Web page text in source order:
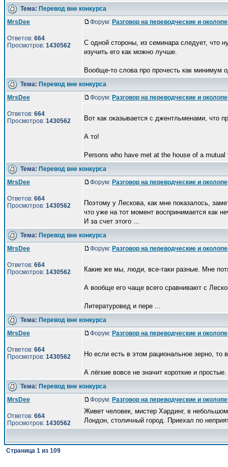
Тема: Перевод вне конкурса
MrsDee
Ответов: 664
Просмотров: 1430562
Форум: Разговор на переводческие и
С одной стороны, из семинара следует, что
изучить его как можно лучше.
Вообще-то слова про прочесть как минимум
Тема: Перевод вне конкурса
MrsDee
Ответов: 664
Просмотров: 1430562
Форум: Разговор на переводческие и
Вот как оказывается с джентльменами, что
А то!
Persons who have met at the house of a
Тема: Перевод вне конкурса
MrsDee
Ответов: 664
Просмотров: 1430562
Форум: Разговор на переводческие и
Поэтому у Лескова, как мне показалось,
что уже на тот момент воспринимается как
И за счет этого ...
Тема: Перевод вне конкурса
MrsDee
Ответов: 664
Просмотров: 1430562
Форум: Разговор на переводческие и
Какие же мы, люди, все-таки разные. Мне
А вообще его чаще всего сравнивают с
Литературовед и пере ...
Тема: Перевод вне конкурса
MrsDee
Ответов: 664
Просмотров: 1430562
Форум: Разговор на переводческие и
Но если есть в этом рациональное зерно, то
А лёгкие вовсе не значит короткие и
Тема: Перевод вне конкурса
MrsDee
Ответов: 664
Просмотров: 1430562
Форум: Разговор на переводческие и
Живет человек, мистер Хардинг, в
Лондон, столичный город. Приехал по
Страница 1 из 109